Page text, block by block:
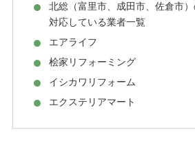
北総（富里市、成田市、佐倉市
対応している業者一覧
エアライフ
桧家リフォーミング
イシカワリフォーム
エクステリアマート